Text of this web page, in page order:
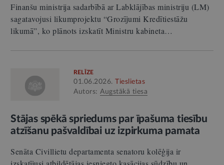
Finanšu ministrija sadarbībā ar Labklājības ministriju (LM)
sagatavojusi likumprojektu “Grozījumi Kredītiestāžu
likumā”, ko plānots izskatīt Ministru kabineta…
RELĪZE
01.06.2026. Tieslietas
Autors: Augstākā tiesa
Stājas spēkā spriedums par īpašuma tiesību
atzīšanu pašvaldībai uz izpirkuma pamata
Senāta Civillietu departamenta senatoru kolēģija ir